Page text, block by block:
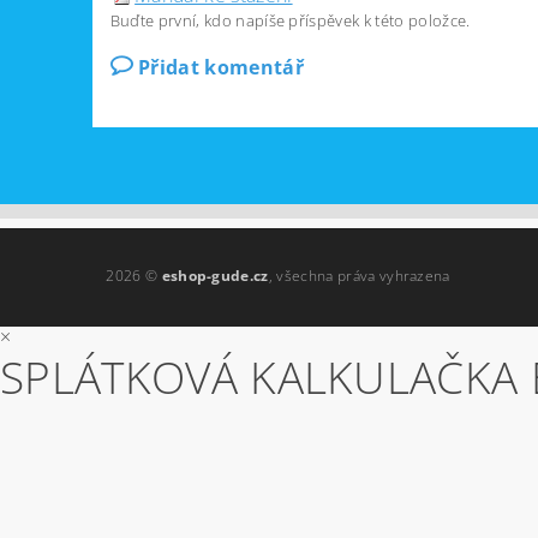
Buďte první, kdo napíše příspěvek k této položce.
Přidat komentář
2026 © eshop-gude.cz, všechna práva vyhrazena
×
SPLÁTKOVÁ KALKULAČKA